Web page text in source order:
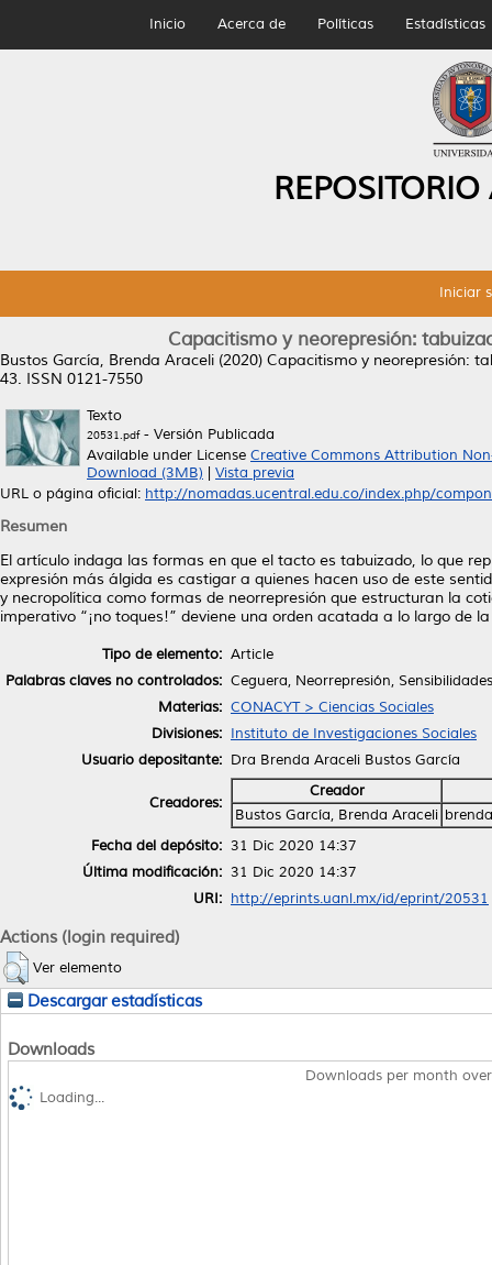
Inicio Acerca de Políticas Estadísticas
Iniciar
Capacitismo y neorepresión:
Bustos García, Brenda Araceli (2020) Capacitismo y neorepresión:
43. ISSN 0121-7550
Texto
20531.pdf- Versión Publicada
Available under License Creative Commons Attribution
Download (3MB)
Vista previa
URL o página oficial: http://nomadas.ucentral.edu.co/index.php/
Resumen
El artículo indaga las formas en que el tacto es tabuizado, lo que
expresión más álgida es castigar a quienes hacen uso de este
y necropolítica como formas de neorrepresión que estructuran la
imperativo “¡no toques!” deviene una orden acatada a lo largo de
Tipo de elemento: Article
Palabras claves no controlados: Ceguera, Neorrepresión,
Materias: CONACYT > Ciencias Sociales
Divisiones: Instituto de Investigaciones Sociales
Usuario depositante: Dra Brenda Araceli Bustos García
Creadores:
Creador
Bustos García, Brenda Araceli
Fecha del depósito: 31 Dic 2020 14:37
Última modificación: 31 Dic 2020 14:37
URI: http://eprints.uanl.mx/id/eprint/20531
Actions (login required)
Ver elemento
Descargar estadísticas
Downloads
Downloads per month
Loading...